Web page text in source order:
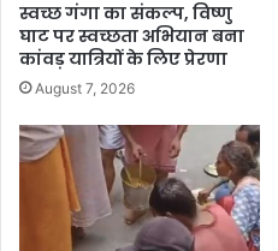
स्वच्छ गंगा का संकल्प, विष्णु
घाट पर स्वच्छता अभियान बना
कांवड़ यात्रियों के लिए प्रेरणा
August 7, 2026